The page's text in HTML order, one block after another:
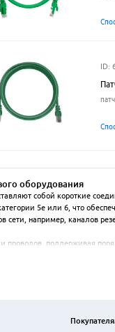
ID:
оборудования
собой короткие
5e или 6, что
сети, например, каналов
поддерживая
подходят для